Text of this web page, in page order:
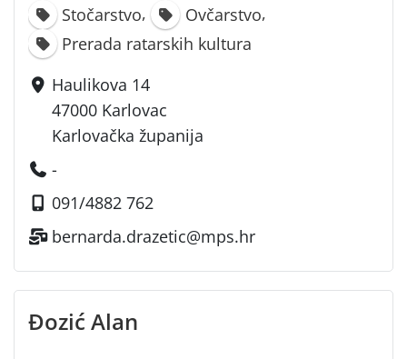
Stočarstvo, Ovčarstvo,
Prerada ratarskih kultura
Haulikova 14
47000 Karlovac
Karlovačka županija
-
091/4882 762
bernarda.drazetic@mps.hr
Đozić Alan